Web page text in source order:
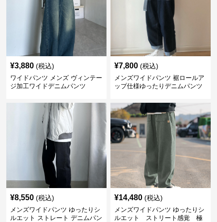
¥3,880 (税込)
ワイドパンツ メンズ ヴィンテー
ジ加工ワイドデニムパンツ
¥7,800 (税込)
メンズワイドパンツ 裾ロールア
ップ仕様ゆったりデニムパンツ
¥8,550 (税込)
メンズワイドパンツ ゆったりシ
ルエット ストレート デニムパン
¥14,480 (税込)
メンズワイドパンツ ゆったりシ
ルエット ストリート感覚 極